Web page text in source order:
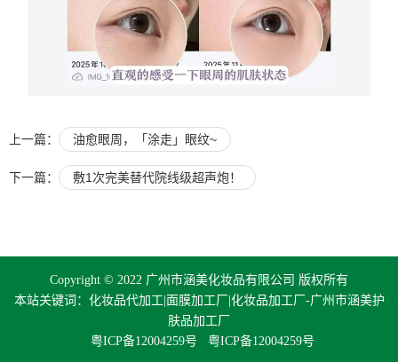
上一篇： 油愈眼周，「涂走」眼纹~
下一篇： 敷1次完美替代院线级超声炮！
Copyright © 2022 广州市涵美化妆品有限公司 版权所有
本站关键词：化妆品代加工|面膜加工厂|化妆品加工厂-广州市涵美护
肤品加工厂
粤ICP备12004259号
粤ICP备12004259号